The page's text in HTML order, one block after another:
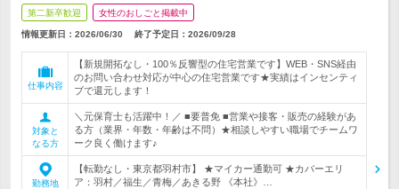
第二新卒歓迎 女性のおしごと掲載中
情報更新日：2026/06/30 終了予定日： 2026/09/28
仕事内容
【新規開拓なし・100％反響型の住宅営業です】WEB・SNS経由
のお問い合わせ対応が中心の住宅営業です★実績はインセンティ
ブで還元します！
対象と
なる方
＼元保育士も活躍中！／ ■要普免 ■営業や接客・販売の経験があ
る方（業界・年数・年齢は不問）★相談しやすい職場でチームワ
ーク良く働けます♪
勤務地
【転勤なし・東京都羽村市】 ★マイカー通勤可 ★カバーエリ
ア：羽村／福生／青梅／あきる野 《本社》…